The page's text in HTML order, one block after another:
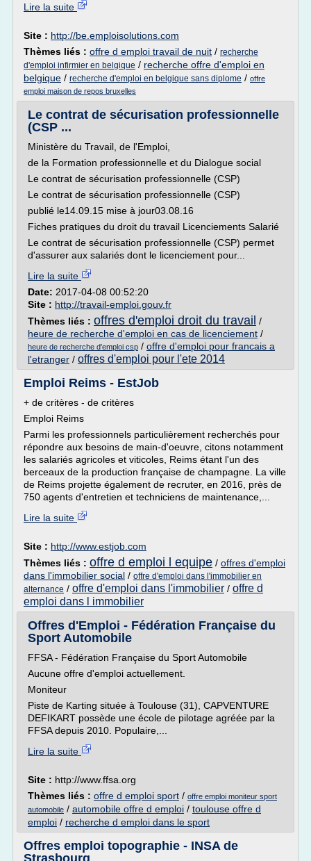
Lire la suite
Site : http://be.emploisolutions.com
Thèmes liés : offre d emploi travail de nuit / recherche
d'emploi infirmier en belgique / recherche offre d'emploi en
belgique / recherche d'emploi en belgique sans diplome / offre
emploi maison de repos bruxelles
Le contrat de sécurisation professionnelle
(CSP ...
Ministère du Travail, de l'Emploi,
de la Formation professionnelle et du Dialogue social
Le contrat de sécurisation professionnelle (CSP)
Le contrat de sécurisation professionnelle (CSP)
publié le14.09.15 mise à jour03.08.16
Fiches pratiques du droit du travail Licenciements Salarié
Le contrat de sécurisation professionnelle (CSP) permet
d'assurer aux salariés dont le licenciement pour...
Lire la suite
Date: 2017-04-08 00:52:20
Site : http://travail-emploi.gouv.fr
Thèmes liés : offres d'emploi droit du travail /
heure de recherche d'emploi en cas de licenciement /
heure de recherche d'emploi csp / offre d'emploi pour francais a
l'etranger / offres d'emploi pour l'ete 2014
Emploi Reims - EstJob
+ de critères - de critères
Emploi Reims
Parmi les professionnels particulièrement recherchés pour
répondre aux besoins de main-d'oeuvre, citons notamment
les salariés agricoles et viticoles, Reims étant l'un des
berceaux de la production française de champagne. La ville
de Reims projette également de recruter, en 2016, près de
750 agents d'entretien et techniciens de maintenance,...
Lire la suite
Site : http://www.estjob.com
Thèmes liés : offre d emploi l equipe / offres d'emploi
dans l'immobilier social / offre d'emploi dans l'immobilier en
alternance / offre d'emploi dans l'immobilier / offre d
emploi dans l immobilier
Offres d'Emploi - Fédération Française du
Sport Automobile
FFSA - Fédération Française du Sport Automobile
Aucune offre d'emploi actuellement.
Moniteur
Piste de Karting située à Toulouse (31), CAPVENTURE
DEFIKART possède une école de pilotage agréée par la
FFSA depuis 2010. Populaire,...
Lire la suite
Site : http://www.ffsa.org
Thèmes liés : offre d emploi sport / offre emploi moniteur sport
automobile / automobile offre d emploi / toulouse offre d
emploi / recherche d emploi dans le sport
Offres emploi topographie - INSA de
Strasbourg